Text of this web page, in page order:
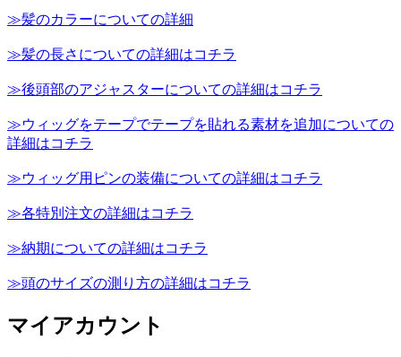
≫髪のカラーについての詳細
≫髪の長さについての詳細はコチラ
≫後頭部のアジャスターについての詳細はコチラ
≫ウィッグをテープでテープを貼れる素材を追加についての
詳細はコチラ
≫ウィッグ用ピンの装備についての詳細はコチラ
≫各特別注文の詳細はコチラ
≫納期についての詳細はコチラ
≫頭のサイズの測り方の詳細はコチラ
マイアカウント